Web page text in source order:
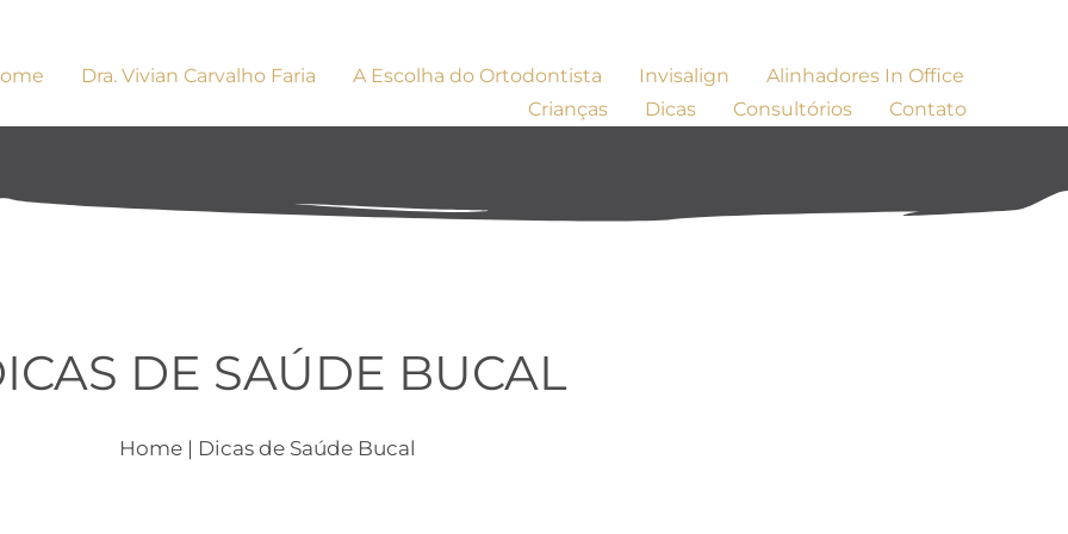
Dra. Vivian Carvalho Faria A Escolha do Ortodontista Invisalign
Alinhadores In Office
Crianças
Dicas Consultórios Contato
DE SAÚDE BUCAL
Home| Dicas de Saúde Bucal